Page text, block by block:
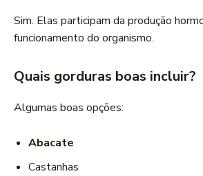
Sim. Elas participam da produção
funcionamento do organismo.
Quais gorduras boas incluir?
Algumas boas opções:
Abacate
Castanhas